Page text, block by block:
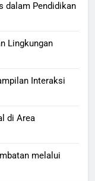
dalam Pendidikan
Lingkungan
Interaksi
di Area
melalui